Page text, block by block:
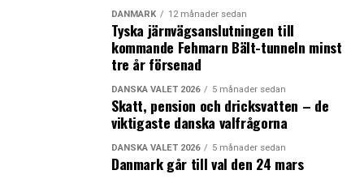
DANMARK 12 månader sedan
Tyska järnvägsanslutningen till
kommande Fehmarn Bält-tunneln minst
tre år försenad
DANSKA VALET 2026 5 månader sedan
Skatt, pension och dricksvatten – de
viktigaste danska valfrågorna
DANSKA VALET 2026 5 månader sedan
Danmark går till val den 24 mars